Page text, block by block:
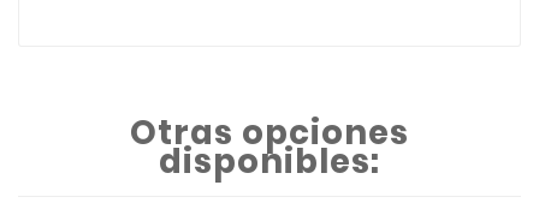
Otras opciones
disponibles: